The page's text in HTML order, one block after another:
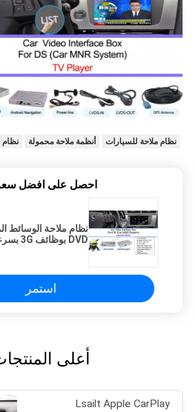
نظام ملاحة للسيارات أنظمة ملاحة محمولة نظام
احصل على افضل
نظام ملاحة الوسائط
DVD بوظائف 3G بسرعة 1.2 جيجا هرتز
استمر
أعلى
Lsailt Apple CarPlay